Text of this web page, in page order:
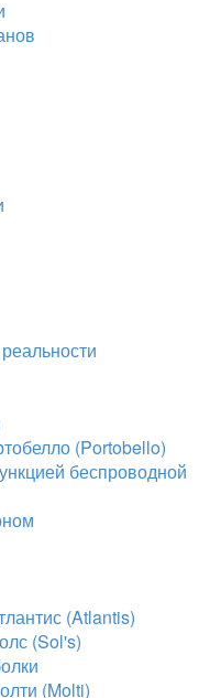
(Portobello)
беспроводной
(Atlantis)
(Sol's)
(Molti)